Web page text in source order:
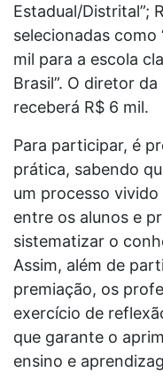
Estadual/Distrital”;
selecionadas como
mil para a escola
Brasil”. O diretor
receberá R$ 6 mil.
Para participar, é
prática, sabendo
um processo
entre os alunos e
sistematizar o
Assim, além de
premiação, os
exercício de
que garante o
ensino e